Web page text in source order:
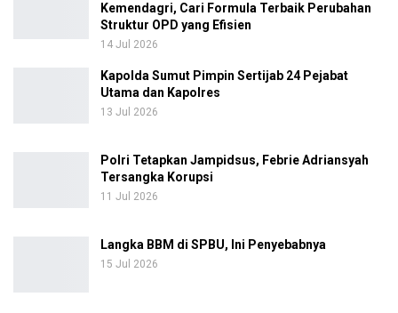
Kemendagri, Cari Formula Terbaik Perubahan
Struktur OPD yang Efisien
14 Jul 2026
Kapolda Sumut Pimpin Sertijab 24 Pejabat
Utama dan Kapolres
13 Jul 2026
Polri Tetapkan Jampidsus, Febrie Adriansyah
Tersangka Korupsi
11 Jul 2026
Langka BBM di SPBU, Ini Penyebabnya
15 Jul 2026